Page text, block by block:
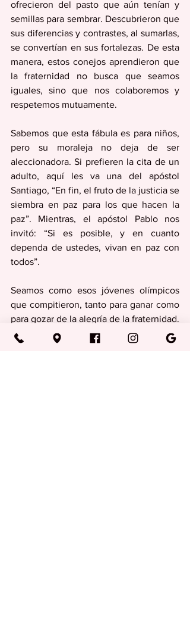
ofrecieron del pasto que aún tenían y
semillas para sembrar. Descubrieron que
sus diferencias y contrastes, al sumarlas,
se convertían en sus fortalezas. De esta
manera, estos conejos aprendieron que
la fraternidad no busca que seamos
iguales, sino que nos colaboremos y
respetemos mutuamente.
Sabemos que esta fábula es para niños,
pero su moraleja no deja de ser
aleccionadora. Si prefieren la cita de un
adulto, aquí les va una del apóstol
Santiago, “En fin, el fruto de la justicia se
siembra en paz para los que hacen la
paz”. Mientras, el apóstol Pablo nos
invitó: “Si es posible, y en cuanto
dependa de ustedes, vivan en paz con
todos”.
Seamos como esos jóvenes olímpicos
que compitieron, tanto para ganar como
para gozar de la alegría de la fraternidad.
Columnas